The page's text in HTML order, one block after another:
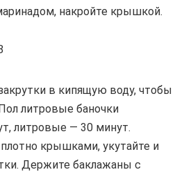
накройте крышкой.
в кипящую воду, чтобы
литровые баночки
литровые — 30 минут.
крышками, укутайте и
Держите баклажаны с